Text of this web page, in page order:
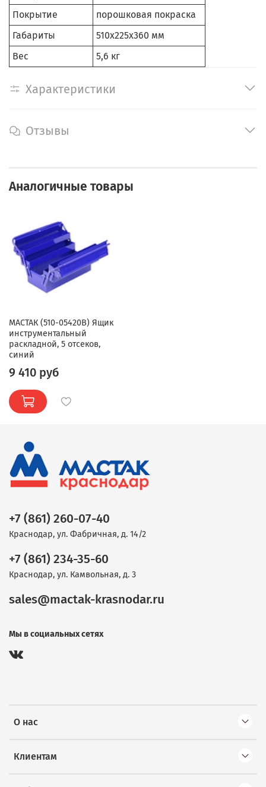
Покрытие
порошковая покраска
Габариты
510x225x360 мм
Вес
5,6 кг
Характеристики
Отзывы
Аналогичные товары
МАСТАК (510-05420B) Ящик
инструментальный
раскладной, 5 отсеков,
синий
9 410 руб
О нас
Клиентам
+7 (861) 260-07-40
Краснодар, ул. Фабричная, д. 14/2
+7 (861) 234-35-60
Краснодар, ул. Камвольная, д. 3
sales@mactak-krasnodar.ru
Мы в социальных сетях